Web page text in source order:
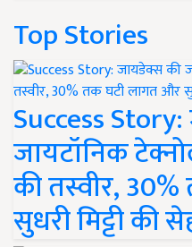
Top Stories
Success
जायटॉनिक
की तस्वीर,
सुधरी मिट्टी की